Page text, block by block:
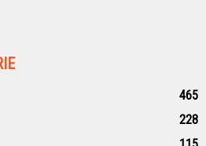
465
228